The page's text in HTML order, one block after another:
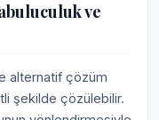
ve
alternatif çözüm
şekilde çözülebilir.